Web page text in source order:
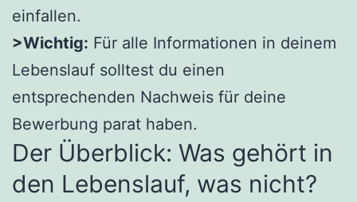
einfallen.
>Wichtig: Für alle Informationen in deinem
Lebenslauf solltest du einen
entsprechenden Nachweis für deine
Bewerbung parat haben.
Der Überblick: Was gehört in
den Lebenslauf, was nicht?